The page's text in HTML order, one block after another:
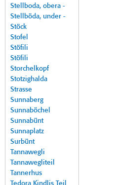
Stellboda, obera -
Stellböda, under -
Stöck
Stofel
Stöfili
Stöfili
Storchelkopf
Stotzighalda
Strasse
Sunnaberg
Sunnaböchel
Sunnabünt
Sunnaplatz
Surbünt
Tannawegli
Tannawegliteil
Tannerhus